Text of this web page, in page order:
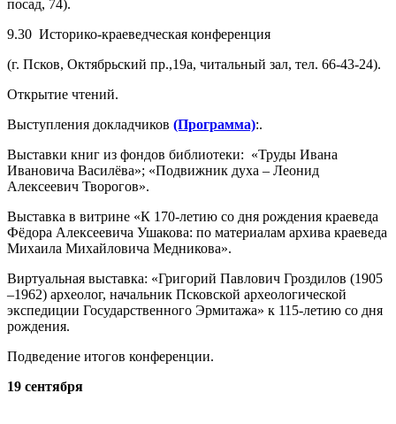
посад, 74).
9.30 Историко-краеведческая конференция
(г. Псков, Октябрьский пр.,19а, читальный зал, тел. 66-43-24).
Открытие чтений.
Выступления докладчиков (Программа):.
Выставки книг из фондов библиотеки: «Труды Ивана
Ивановича Василёва»; «Подвижник духа – Леонид
Алексеевич Творогов».
Выставка в витрине «К 170-летию со дня рождения краеведа
Фёдора Алексеевича Ушакова: по материалам архива краеведа
Михаила Михайловича Медникова».
Виртуальная выставка: «Григорий Павлович Гроздилов (1905
–1962) археолог, начальник Псковской археологической
экспедиции Государственного Эрмитажа» к 115-летию со дня
рождения.
Подведение итогов конференции.
19 сентября